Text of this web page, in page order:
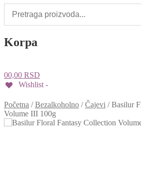
Korpa
00,00 RSD
Wishlist -
Početna /Bezalkoholno /Čajevi /Basilur
Volume III 100g